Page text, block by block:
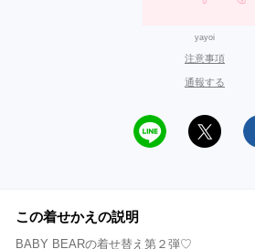
yayoi
注意事項
通報する
この着せかえの説明
BABY BEARの着せ替え第２弾♡